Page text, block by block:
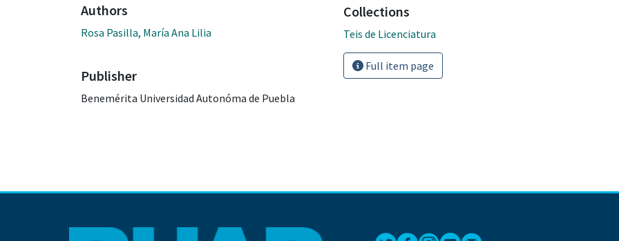
Authors
Rosa Pasilla, María Ana Lilia
Publisher
Benemérita Universidad Autonóma de Puebla
Collections
Teis de Licenciatura
Full item page